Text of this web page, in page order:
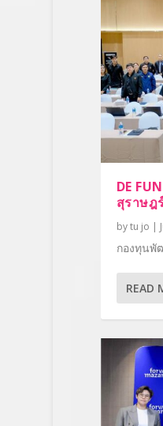
DE
สุราษฎ
bytu jo |
กองทุนพั
READ